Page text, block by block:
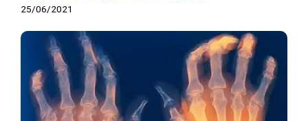
25/06/2021